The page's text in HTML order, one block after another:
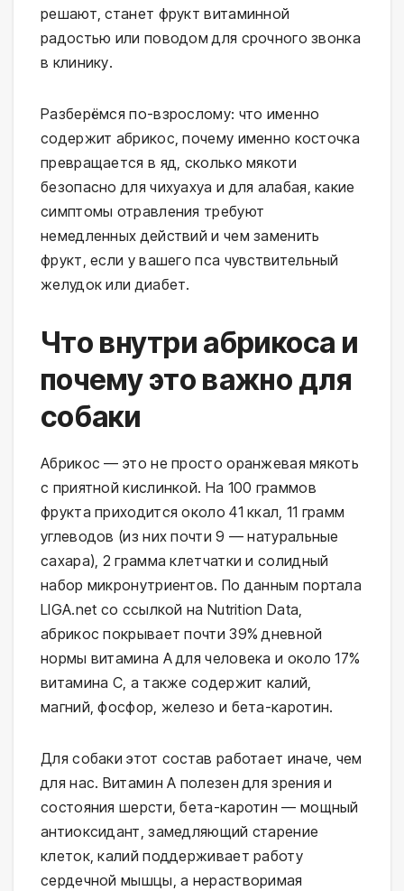
решают, станет фрукт витаминной
радостью или поводом для срочного звонка
в клинику.
Разберёмся по-взрослому: что именно
содержит абрикос, почему именно косточка
превращается в яд, сколько мякоти
безопасно для чихуахуа и для алабая, какие
симптомы отравления требуют
немедленных действий и чем заменить
фрукт, если у вашего пса чувствительный
желудок или диабет.
Что внутри абрикоса и
почему это важно для
собаки
Абрикос — это не просто оранжевая мякоть
с приятной кислинкой. На 100 граммов
фрукта приходится около 41 ккал, 11 грамм
углеводов (из них почти 9 — натуральные
сахара), 2 грамма клетчатки и солидный
набор микронутриентов. По данным портала
LIGA.net со ссылкой на Nutrition Data,
абрикос покрывает почти 39% дневной
нормы витамина А для человека и около 17%
витамина С, а также содержит калий,
магний, фосфор, железо и бета-каротин.
Для собаки этот состав работает иначе, чем
для нас. Витамин А полезен для зрения и
состояния шерсти, бета-каротин — мощный
антиоксидант, замедляющий старение
клеток, калий поддерживает работу
сердечной мышцы, а нерастворимая